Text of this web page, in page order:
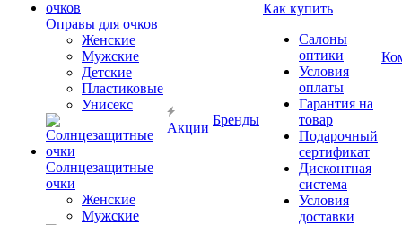
Оправы для очков
Женские
Мужские
Детские
Пластиковые
Унисекс
Солнцезащитные
очки
Женские
Мужские
Акции
Бренды
Как купить
Салоны
оптики
Условия
оплаты
Гарантия на
товар
Подарочный
сертификат
Дисконтная
система
Условия
доставки